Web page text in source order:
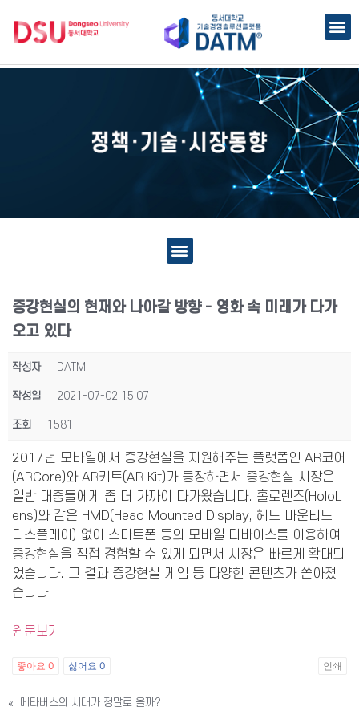
증강현실의 현재와 나아갈 방향 - 영화 속 미래가 다가
오고 있다
작성자 DATM
작성일 2021-07-02 15:07
조회 1581
2017년 모바일에서 증강현실을 지원해주는 플랫폼인 AR코어
(ARCore)와 AR키트(AR Kit)가 등장하면서 증강현실 시장은
일반 대중들에게 좀 더 가까이 다가왔습니다. 홀로렌즈(HoloL
ens)와 같은 HMD(Head Mounted Display, 헤드 마운티드
디스플레이) 없이 스마트폰 등의 모바일 디바이스를 이용하여
증강현실을 직접 경험할 수 있게 되면서 시장은 빠르게 확대되
었습니다. 그 결과 증강현실 게임 등 다양한 콘텐츠가 쏟아졌
습니다.
원문보기
좋아요 0 싫어요 0 인쇄
« 메타버스의 시대가 정말로 올까?